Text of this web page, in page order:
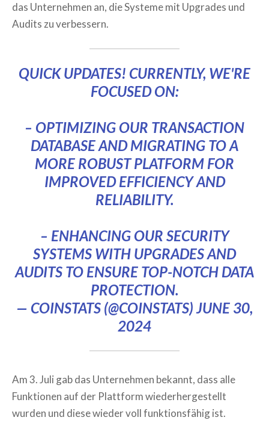
das Unternehmen an, die Systeme mit Upgrades und
Audits zu verbessern.
QUICK UPDATES! CURRENTLY, WE'RE
FOCUSED ON:
– OPTIMIZING OUR TRANSACTION
DATABASE AND MIGRATING TO A
MORE ROBUST PLATFORM FOR
IMPROVED EFFICIENCY AND
RELIABILITY.
– ENHANCING OUR SECURITY
SYSTEMS WITH UPGRADES AND
AUDITS TO ENSURE TOP-NOTCH DATA
PROTECTION.
— COINSTATS (@COINSTATS)JUNE 30,
2024
Am 3. Juli gab das Unternehmen bekannt, dass alle
Funktionen auf der Plattform wiederhergestellt
wurden und diese wieder voll funktionsfähig ist.